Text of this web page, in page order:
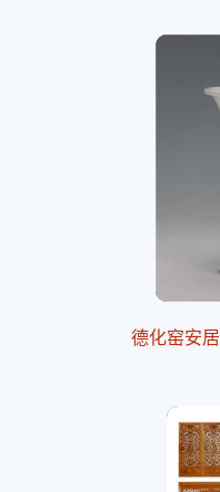
德化窑安